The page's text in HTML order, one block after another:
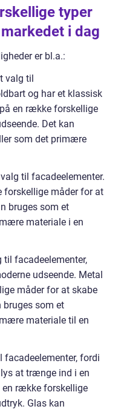
typer
i dag
er bl.a.:
valg til
og har et klassisk
en række forskellige
Det kan
som det primære
til facadeelementer.
forskellige måder for at
bruges som et
materiale i en
facadeelementer,
udseende. Metal
måder for at skabe
bruges som et
materiale til en
fordi
at trænge ind i en
en række forskellige
Glas kan